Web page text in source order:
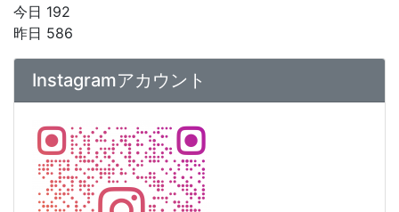
今日 192
昨日 586
Instagramアカウント